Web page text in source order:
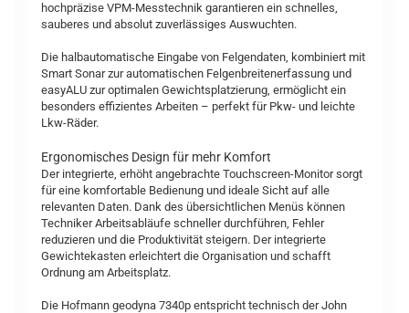
hochpräzise VPM-Messtechnik garantieren ein schnelles,
sauberes und absolut zuverlässiges Auswuchten.
Die halbautomatische Eingabe von Felgendaten, kombiniert mit
Smart Sonar zur automatischen Felgenbreitenerfassung und
easyALU zur optimalen Gewichtsplatzierung, ermöglicht ein
besonders effizientes Arbeiten – perfekt für Pkw- und leichte
Lkw-Räder.
Ergonomisches Design für mehr Komfort
Der integrierte, erhöht angebrachte Touchscreen-Monitor sorgt
für eine komfortable Bedienung und ideale Sicht auf alle
relevanten Daten. Dank des übersichtlichen Menüs können
Techniker Arbeitsabläufe schneller durchführen, Fehler
reduzieren und die Produktivität steigern. Der integrierte
Gewichtekasten erleichtert die Organisation und schafft
Ordnung am Arbeitsplatz.
Die Hofmann geodyna 7340p entspricht technisch der John